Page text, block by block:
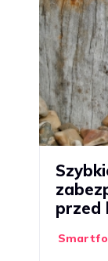
przed